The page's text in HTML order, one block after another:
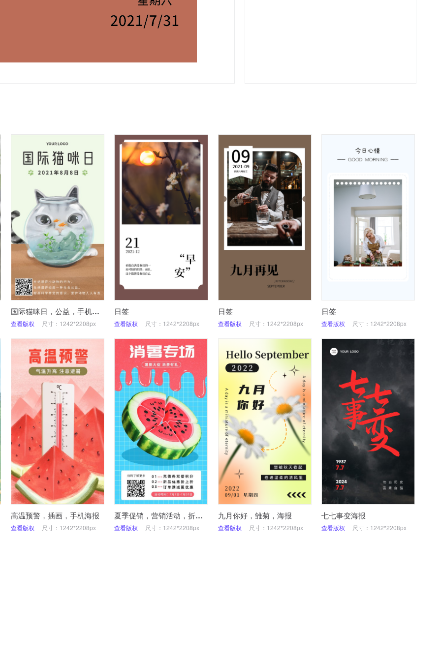
国际猫咪日，公益，手机海报
查看版权 尺寸：1242*2208px
日签
查看版权 尺寸：1242*2208px
日签
查看版权 尺寸：1242*2208px
日签
查看版权 尺寸：1242*2208px
高温预警，插画，手机海报
查看版权 尺寸：1242*2208px
夏季促销，营销活动，折扣优惠，手机海报
查看版权 尺寸：1242*2208px
九月你好，雏菊，海报
查看版权 尺寸：1242*2208px
七七事变海报
查看版权 尺寸：1242*2208px